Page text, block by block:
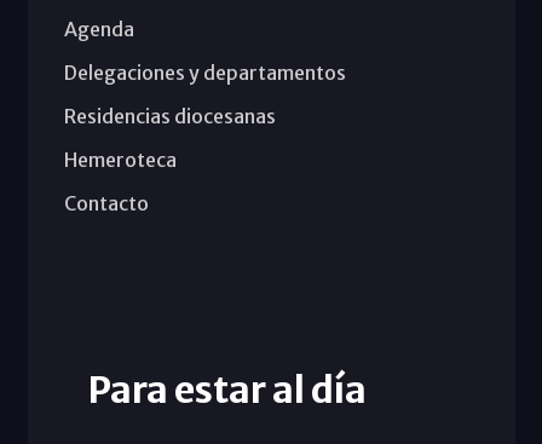
Agenda
Delegaciones y departamentos
Residencias diocesanas
Hemeroteca
Contacto
Para estar al día